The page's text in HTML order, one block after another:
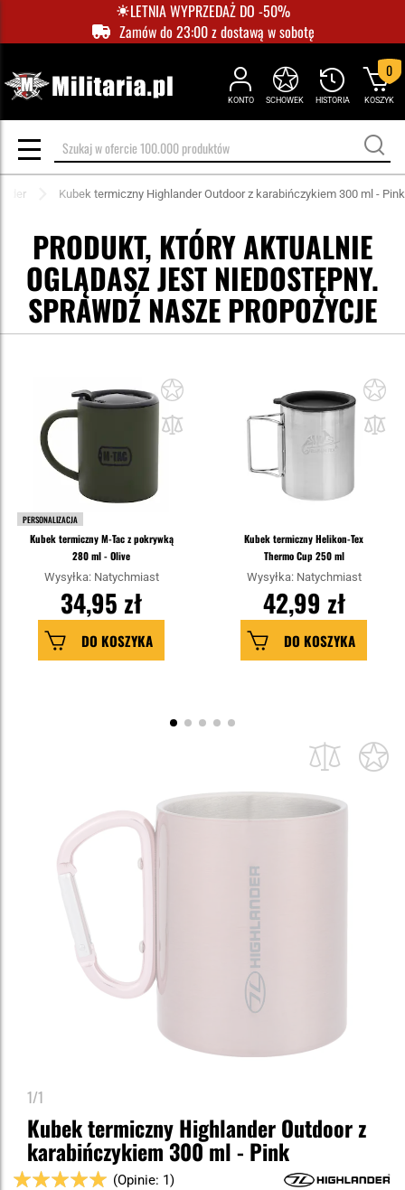
LETNIA WYPRZEDAŻ DO -50%
Zamów do 23:00 z dostawą w sobotę
KONTO HISTORIA
SCHOWEK KOSZYK
0
Kubek termiczny Highlander Outdoor z karabińczykiem 300 ml - Pink
PRODUKT, KTÓRY AKTUALNIE
OGLĄDASZ JEST NIEDOSTĘPNY.
SPRAWDŹ NASZE PROPOZYCJE
PERSONALIZACJA
Kubek termiczny M-Tac z pokrywką
280 ml - Olive
Wysyłka: Natychmiast
34,95 zł
DO KOSZYKA
Kubek termiczny Helikon-Tex
Thermo Cup 250 ml
Wysyłka: Natychmiast
42,99 zł
DO KOSZYKA
1/1
Kubek termiczny Highlander Outdoor z
karabińczykiem 300 ml - Pink
Ocena:
(Opinie: 1)